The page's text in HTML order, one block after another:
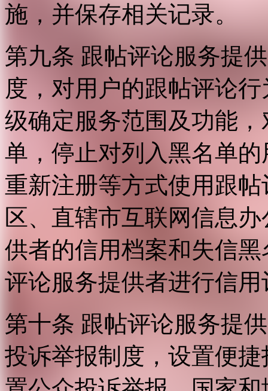
施，并保存相关记录。
第九条 跟帖评论服务提
度，对用户的跟帖评论
级确定服务范围及功能
单，停止对列入黑名单
重新注册等方式使用跟
区、直辖市互联网信息
供者的信用档案和失信
评论服务提供者进行信用
第十条 跟帖评论服务提
投诉举报制度，设置便